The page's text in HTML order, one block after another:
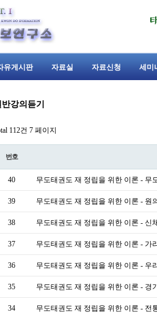
유게시판 자료실 자료신청 세미
반강의듣기
112건 7 페이지
번호
40 무도태권도 재 정립을 위한 이론 -
39 무도태권도 재 정립을 위한 이론 - 원
38 무도태권도 재 정립을 위한 이론 - 신
37 무도태권도 재 정립을 위한 이론 -
36 무도태권도 재 정립을 위한 이론 -
35 무도태권도 재 정립을 위한 이론 - 경
34 무도태권도 재 정립을 위한 이론 - 전